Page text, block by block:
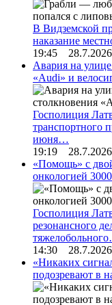
В Видземской
наказание
19:45 28.7.2026
Авария на
«Audi» и
Госполиция
транспортного
июня…
19:19 28.7.2026
«Помощь» с
онкологией
Госполиция
резонансного
14:30 28.7.2026
«Никаких
подозревают в